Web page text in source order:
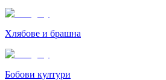
Хлябове и брашна
Бобови култури